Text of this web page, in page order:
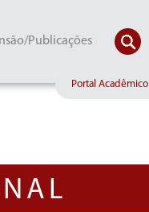
Publicações
Portal Acadêmico